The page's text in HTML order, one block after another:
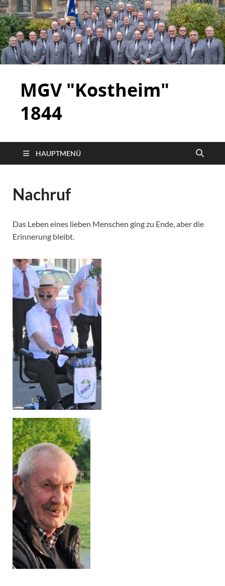
MGV "Kostheim"
1844
HAUPTMENÜ
Nachruf
Das Leben eines lieben Menschen ging zu Ende, aber die
Erinnerung bleibt.